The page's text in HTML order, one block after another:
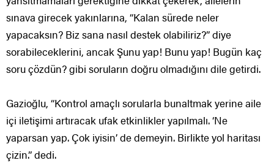
sınava girecek yakınlarına, “Kalan sürede neler
yapacaksın? Biz sana nasıl destek olabiliriz?” diye
sorabileceklerini, ancak Şunu yap! Bunu yap! Bugün kaç
soru çözdün? gibi soruların doğru olmadığını dile getirdi.
Gazioğlu, “Kontrol amaçlı sorularla bunaltmak yerine aile
içi iletişimi artıracak ufak etkinlikler yapılmalı. ‘Ne
yaparsan yap. Çok iyisin’ de demeyin. Birlikte yol haritası
çizin.” dedi.